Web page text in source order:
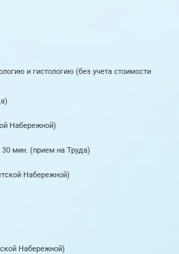
и гистологию (без учета стоимости
Набережной)
мин. (прием на Труда)
Набережной)
Набережной)